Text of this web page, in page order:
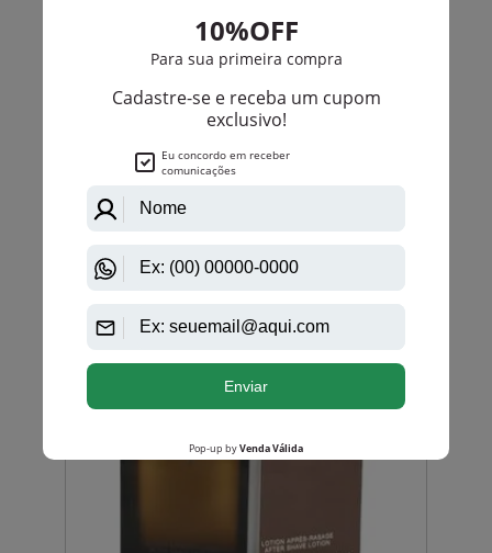
PRODUTO
Avise-me quando disponível: